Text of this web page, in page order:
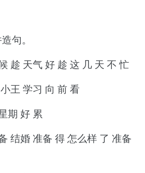
句。
趁 天气 好 趁 这 几 天 不 忙
王 学习 向 前 看
期 好 累
结婚 准备 得 怎么样 了 准备